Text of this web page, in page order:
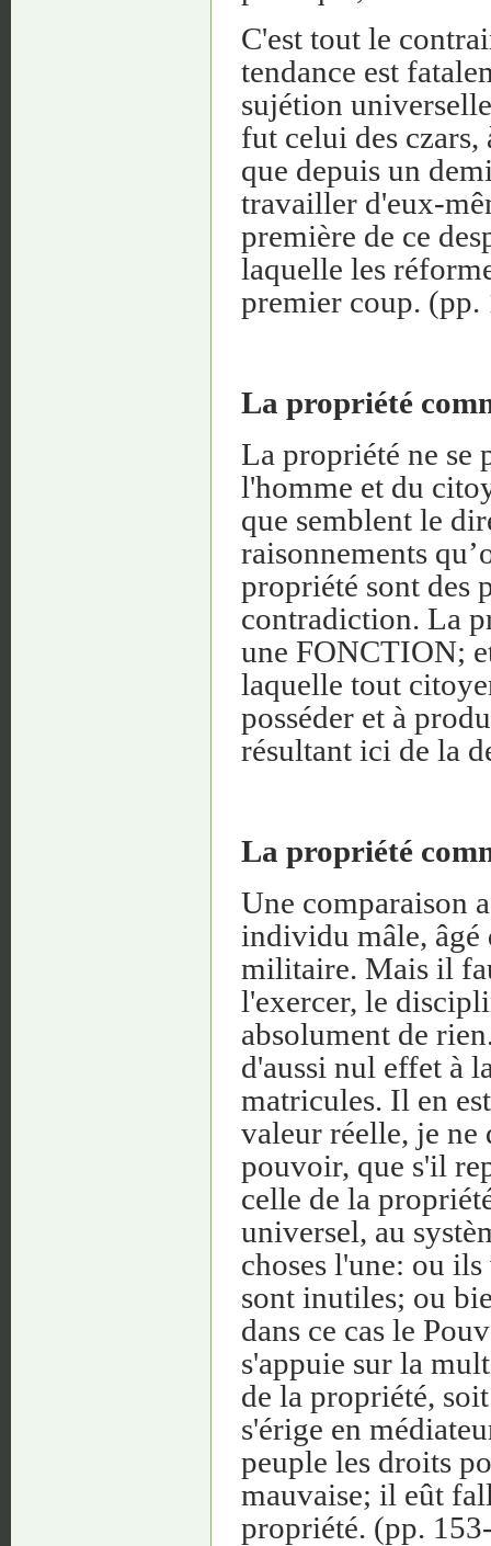
C'est tout le
tendance est
sujétion
fut celui des
que depuis un
travailler d'eux-
première de ce
laquelle les
premier coup. (pp.
La propriété
La propriété ne se
l'homme et du
que semblent le
raisonnements
propriété sont des
contradiction. La
une FONCTION;
laquelle tout
posséder et à
résultant ici de la
La propriété
Une comparaison
individu mâle, âgé
militaire. Mais il
l'exercer, le
absolument de
d'aussi nul effet à
matricules. Il en
valeur réelle, je ne
pouvoir, que s'il
celle de la
universel, au
choses l'une: ou
sont inutiles; ou
dans ce cas le
s'appuie sur la
de la propriété,
s'érige en
peuple les droits
mauvaise; il eût
propriété. (pp.